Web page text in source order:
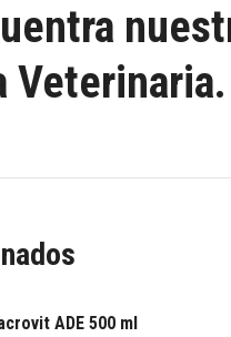
Veterinaria.
ADE 500 ml